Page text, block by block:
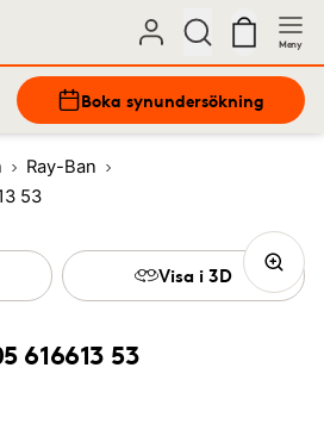
Meny
Boka synundersökning
Ray-Ban
53
616613 53
Visa i 3D